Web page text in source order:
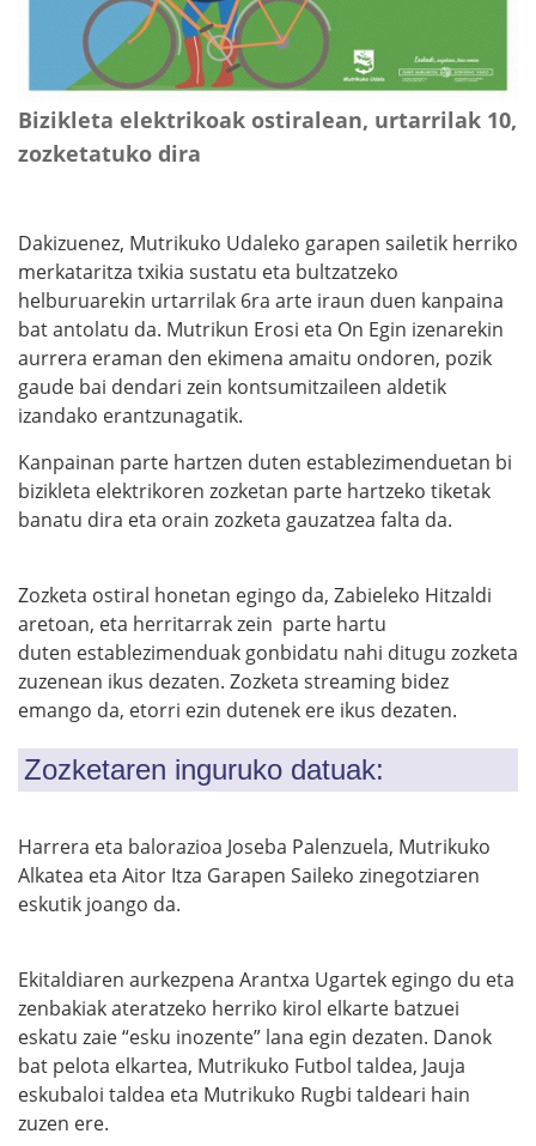
Bizikleta elektrikoak ostiralean, urtarrilak 10,
zozketatuko dira
Dakizuenez, Mutrikuko Udaleko garapen sailetik herriko
merkataritza txikia sustatu eta bultzatzeko
helburuarekin urtarrilak 6ra arte iraun duen kanpaina
bat antolatu da. Mutrikun Erosi eta On Egin izenarekin
aurrera eraman den ekimena amaitu ondoren, pozik
gaude bai dendari zein kontsumitzaileen aldetik
izandako erantzunagatik.
Kanpainan parte hartzen duten establezimenduetan bi
bizikleta elektrikoren zozketan parte hartzeko tiketak
banatu dira eta orain zozketa gauzatzea falta da.
Zozketa ostiral honetan egingo da, Zabieleko Hitzaldi
aretoan, eta herritarrak zein parte hartu
duten establezimenduak gonbidatu nahi ditugu zozketa
zuzenean ikus dezaten. Zozketa streaming bidez
emango da, etorri ezin dutenek ere ikus dezaten.
Zozketaren inguruko datuak:
Harrera eta balorazioa Joseba Palenzuela, Mutrikuko
Alkatea eta Aitor Itza Garapen Saileko zinegotziaren
eskutik joango da.
Ekitaldiaren aurkezpena Arantxa Ugartek egingo du eta
zenbakiak ateratzeko herriko kirol elkarte batzuei
eskatu zaie “esku inozente” lana egin dezaten. Danok
bat pelota elkartea, Mutrikuko Futbol taldea, Jauja
eskubaloi taldea eta Mutrikuko Rugbi taldeari hain
zuzen ere.